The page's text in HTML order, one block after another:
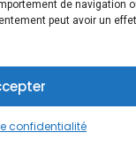
de navigation
peut avoir un
confidentialité